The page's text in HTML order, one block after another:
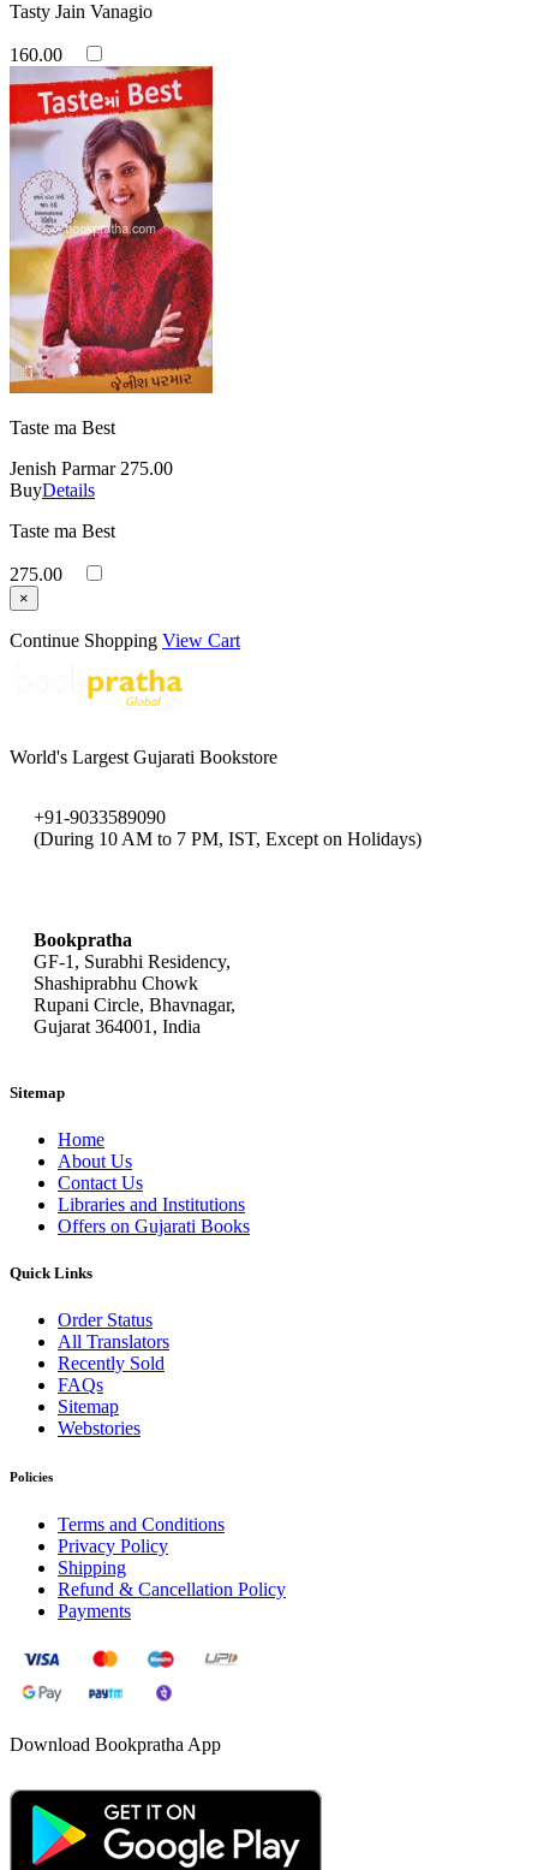
Tasty Jain Vanagio
160.00
Taste ma Best
Jenish Parmar 275.00
BuyDetails
Taste ma Best
275.00
×
Continue Shopping View Cart
World's Largest Gujarati Bookstore
+91-9033589090
(During 10 AM to 7 PM, IST, Except on Holidays)
Bookpratha
GF-1, Surabhi Residency,
Shashiprabhu Chowk
Rupani Circle, Bhavnagar,
Gujarat 364001, India
Sitemap
Home
About Us
Contact Us
Libraries and Institutions
Offers on Gujarati Books
Quick Links
Order Status
All Translators
Recently Sold
FAQs
Sitemap
Webstories
Policies
Terms and Conditions
Privacy Policy
Shipping
Refund & Cancellation Policy
Payments
Download Bookpratha App